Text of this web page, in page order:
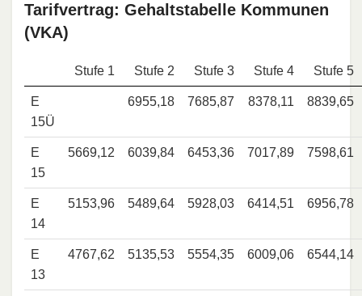
Tarifvertrag: Gehaltstabelle Kommunen
(VKA)
Stufe 1 Stufe 2 Stufe 3 Stufe 4 Stufe 5
E
15Ü
6955,18 7685,87 8378,11 8839,65
E
15
5669,12 6039,84 6453,36 7017,89 7598,61
E
14
5153,96 5489,64 5928,03 6414,51 6956,78
E
13
4767,62 5135,53 5554,35 6009,06 6544,14